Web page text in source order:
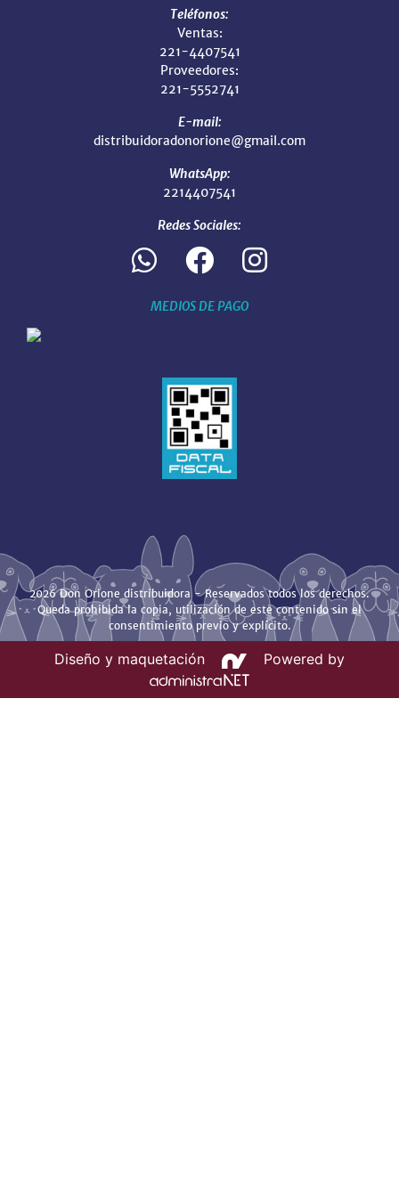
Teléfonos:
Ventas:
221-4407541
Proveedores:
221-5552741
E-mail:
distribuidoradonorione@gmail.com
WhatsApp:
2214407541
Redes Sociales:
MEDIOS DE PAGO
2026 Don Orione distribuidora - Reservados todos los derechos.
Queda prohibida la copia, utilización de este contenido sin el
consentimiento previo y explícito.
Diseño y maquetación Powered by